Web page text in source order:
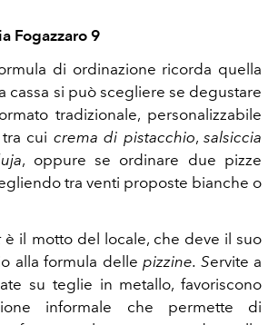
Fogazzaro 9
di ordinazione ricorda quella
cassa si può scegliere se degustare
tradizionale, personalizzabile
cui crema di pistacchio,salsiccia
, oppure se ordinare due pizze
tra venti proposte bianche o
è il motto del locale, che deve il suo
alla formula delle pizzine. Servite a
su teglie in metallo, favoriscono
informale che permette di